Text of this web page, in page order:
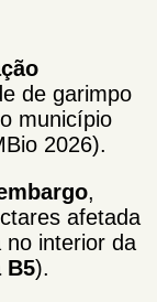
de garimpo
município
2026).
,
afetada
no interior da
B5).